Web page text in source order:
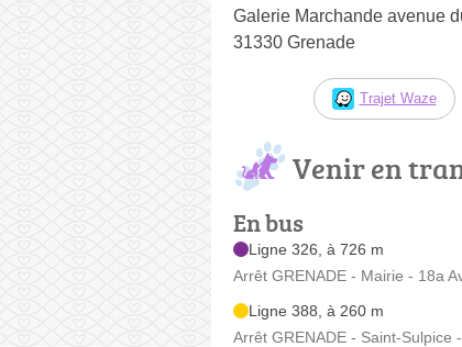
Galerie Marchande avenue
31330 Grenade
Trajet Waze
Venir en
En bus
Ligne 326, à 726 m
Arrêt GRENADE - Mairie - 18a
Ligne 388, à 260 m
Arrêt GRENADE - Saint-Sulpice